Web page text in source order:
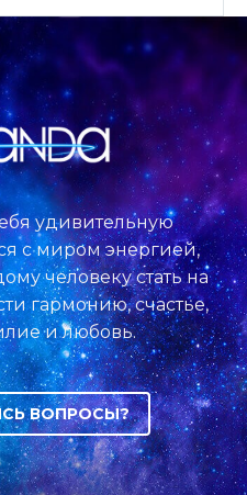
удивительную
с миром энергией,
человеку стать на
гармонию, счастье,
и любовь.
ВОПРОСЫ?